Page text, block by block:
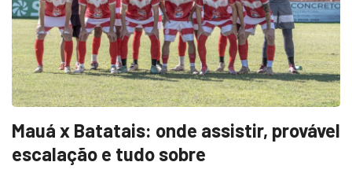
Mauá x Batatais: onde assistir, provável
escalação e tudo sobre